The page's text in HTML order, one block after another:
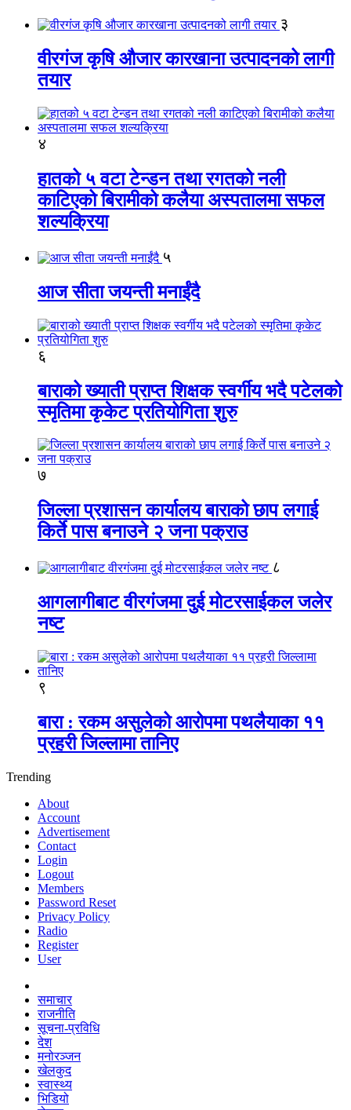
३
वीरगंज कृषि औजार कारखाना उत्पादनको लागी
तयार
४
हातको ५ वटा टेन्डन तथा रगतको नली
काटिएको बिरामीको कलैया अस्पतालमा सफल
शल्यक्रिया
५
आज सीता जयन्ती मनाईंदै
६
बाराको ख्याती प्राप्त शिक्षक स्वर्गीय भदै पटेलको
स्मृतिमा कृकेट प्रतियोगिता शुरु
७
जिल्ला प्रशासन कार्यालय बाराको छाप लगाई
किर्ते पास बनाउने २ जना पक्राउ
८
आगलागीबाट वीरगंजमा दुई मोटरसाईकल जलेर
नष्ट
९
बारा : रकम असुलेको आरोपमा पथलैयाका ११
प्रहरी जिल्लामा तानिए
Trending
About
Account
Advertisement
Contact
Login
Logout
Members
Password Reset
Privacy Policy
Radio
Register
User
समाचार
राजनीति
सूचना-प्रविधि
देश
मनोरञ्जन
खेलकुद
स्वास्थ्य
भिडियो